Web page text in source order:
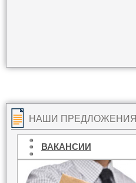
НАШИ ПРЕДЛОЖЕНИЯ
ВАКАНСИИ